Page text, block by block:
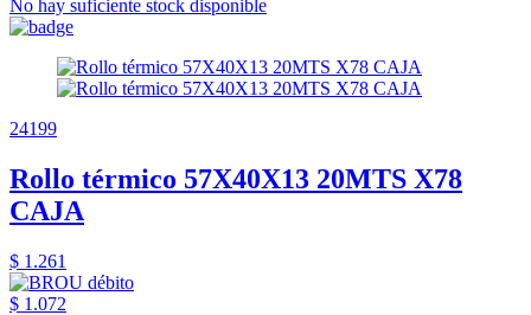
No hay suficiente stock disponible
24199
Rollo térmico 57X40X13 20MTS X78
CAJA
$ 1.261
$ 1.072